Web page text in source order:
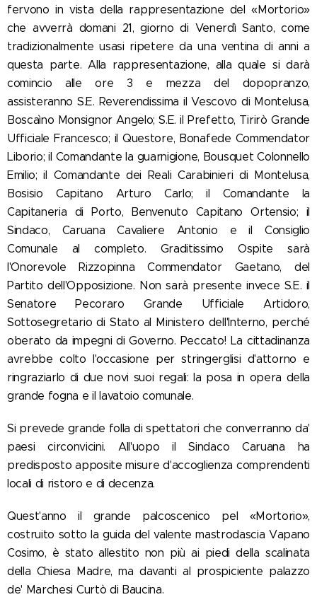
fervono in vista della rappresentazione del «Mortorio»
che avverrà domani 21, giorno di Venerdì Santo, come
tradizionalmente usasi ripetere da una ventina di anni a
questa parte. Alla rappresentazione, alla quale si darà
comincio alle ore 3 e mezza del dopopranzo,
assisteranno S.E. Reverendissima il Vescovo di Montelusa,
Boscaìno Monsignor Angelo; S.E. il Prefetto, Tirirò Grande
Ufficiale Francesco; il Questore, Bonafede Commendator
Liborio; il Comandante la guarnigione, Bousquet Colonnello
Emilio; il Comandante dei Reali Carabinieri di Montelusa,
Bosisio Capitano Arturo Carlo; il Comandante la
Capitaneria di Porto, Benvenuto Capitano Ortensio; il
Sindaco, Caruana Cavaliere Antonio e il Consiglio
Comunale al completo. Graditissimo Ospite sarà
l'Onorevole Rizzopinna Commendator Gaetano, del
Partito dell'Opposizione. Non sarà presente invece S.E. il
Senatore Pecoraro Grande Ufficiale Artidoro,
Sottosegretario di Stato al Ministero dell'Interno, perché
oberato da impegni di Governo. Peccato! La cittadinanza
avrebbe colto l'occasione per stringerglisi d'attorno e
ringraziarlo di due novi suoi regali: la posa in opera della
grande fogna e il lavatoio comunale.
Si prevede grande folla di spettatori che converranno da'
paesi circonvicini. All'uopo il Sindaco Caruana ha
predisposto apposite misure d'accoglienza comprendenti
locali di ristoro e di decenza.
Quest'anno il grande palcoscenico pel «Mortorio»,
costruito sotto la guida del valente mastrodascia Vapano
Cosimo, è stato allestito non più ai piedi della scalinata
della Chiesa Madre, ma davanti al prospiciente palazzo
de' Marchesi Curtò di Baucina.